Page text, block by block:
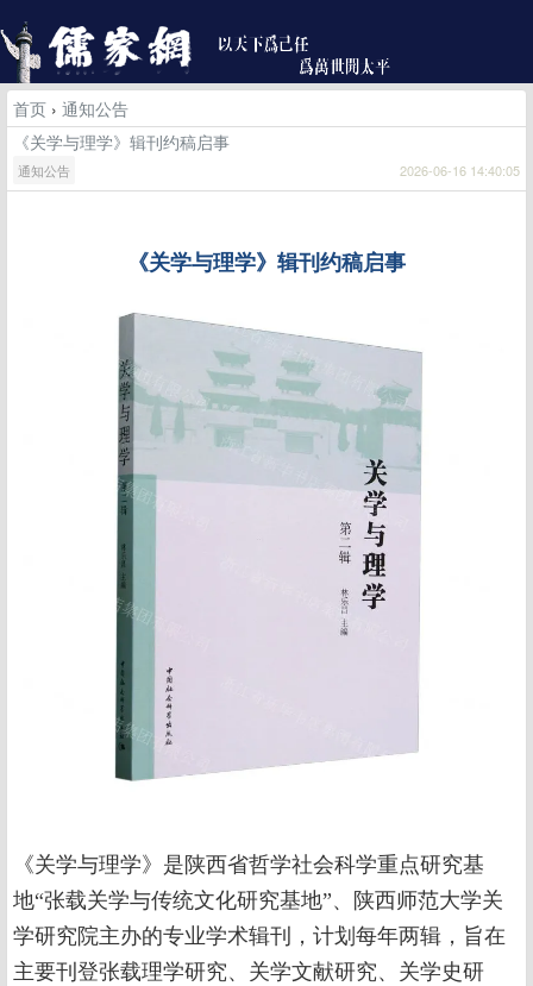
首页 › 通知公告
《关学与理学》辑刊约稿启事
通知公告 2026-06-16 14:40:05
《关学与理学》辑刊约稿启事
《关学与理学》是陕西省哲学社会科学重点研究基
地“张载关学与传统文化研究基地”、陕西师范大学关
学研究院主办的专业学术辑刊，计划每年两辑，旨在
主要刊登张载理学研究、关学文献研究、关学史研